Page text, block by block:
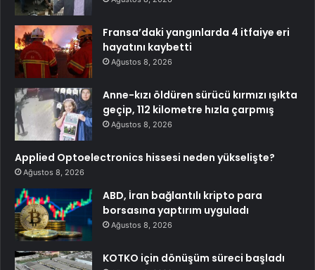
Fransa’daki yangınlarda 4 itfaiye eri
hayatını kaybetti
Ağustos 8, 2026
Anne-kızı öldüren sürücü kırmızı ışıkta
geçip, 112 kilometre hızla çarpmış
Ağustos 8, 2026
Applied Optoelectronics hissesi neden yükselişte?
Ağustos 8, 2026
ABD, İran bağlantılı kripto para
borsasına yaptırım uyguladı
Ağustos 8, 2026
KOTKO için dönüşüm süreci başladı